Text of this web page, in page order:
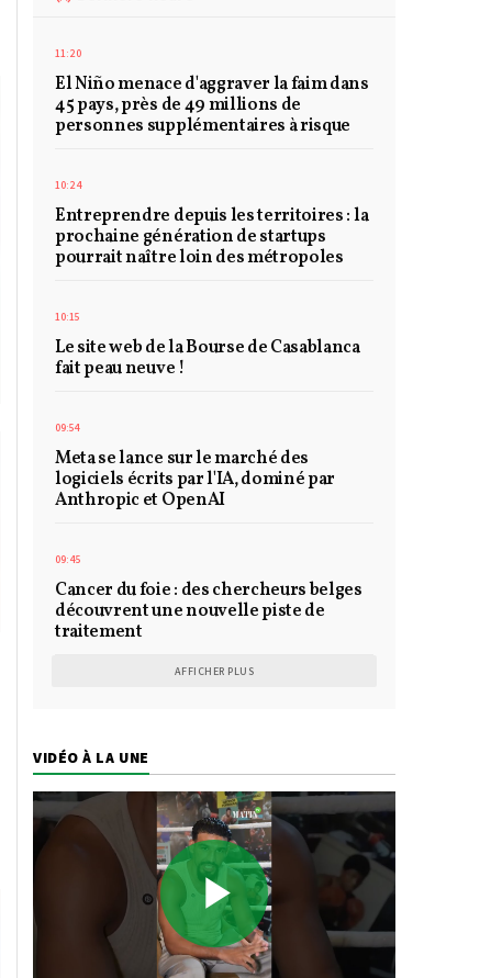
11:20
El Niño menace d'aggraver la faim dans
45 pays, près de 49 millions de
personnes supplémentaires à risque
10:24
Entreprendre depuis les territoires : la
prochaine génération de startups
pourrait naître loin des métropoles
10:15
Le site web de la Bourse de Casablanca
fait peau neuve !
09:54
Meta se lance sur le marché des
logiciels écrits par l'IA, dominé par
Anthropic et OpenAI
09:45
Cancer du foie : des chercheurs belges
découvrent une nouvelle piste de
traitement
AFFICHER PLUS
VIDÉO À LA UNE
Play